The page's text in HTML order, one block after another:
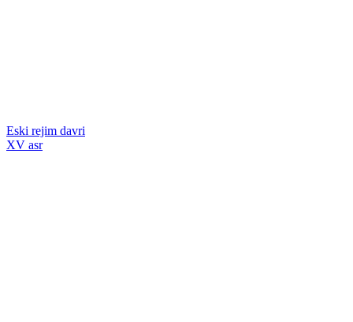
Eski rejim davri
XV asr